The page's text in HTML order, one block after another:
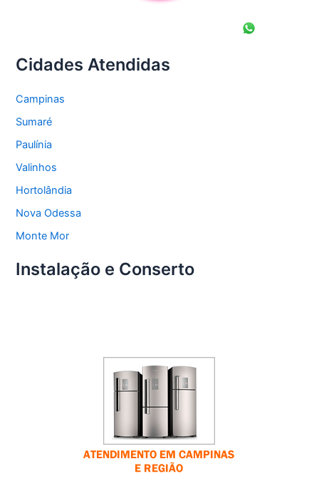
Cidades Atendidas
Campinas
Sumaré
Paulínia
Valinhos
Hortolândia
Nova Odessa
Monte Mor
Instalação e Conserto